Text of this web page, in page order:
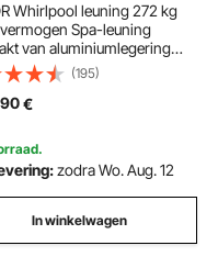
Whirlpool leuning 272 kg
Spa-leuning
van aluminiumlegering
van 122,92 tot
Handgreep Instaphulp 360°
voor zwembaden
(195)
90€
zodra Wo. Aug. 12
In winkelwagen